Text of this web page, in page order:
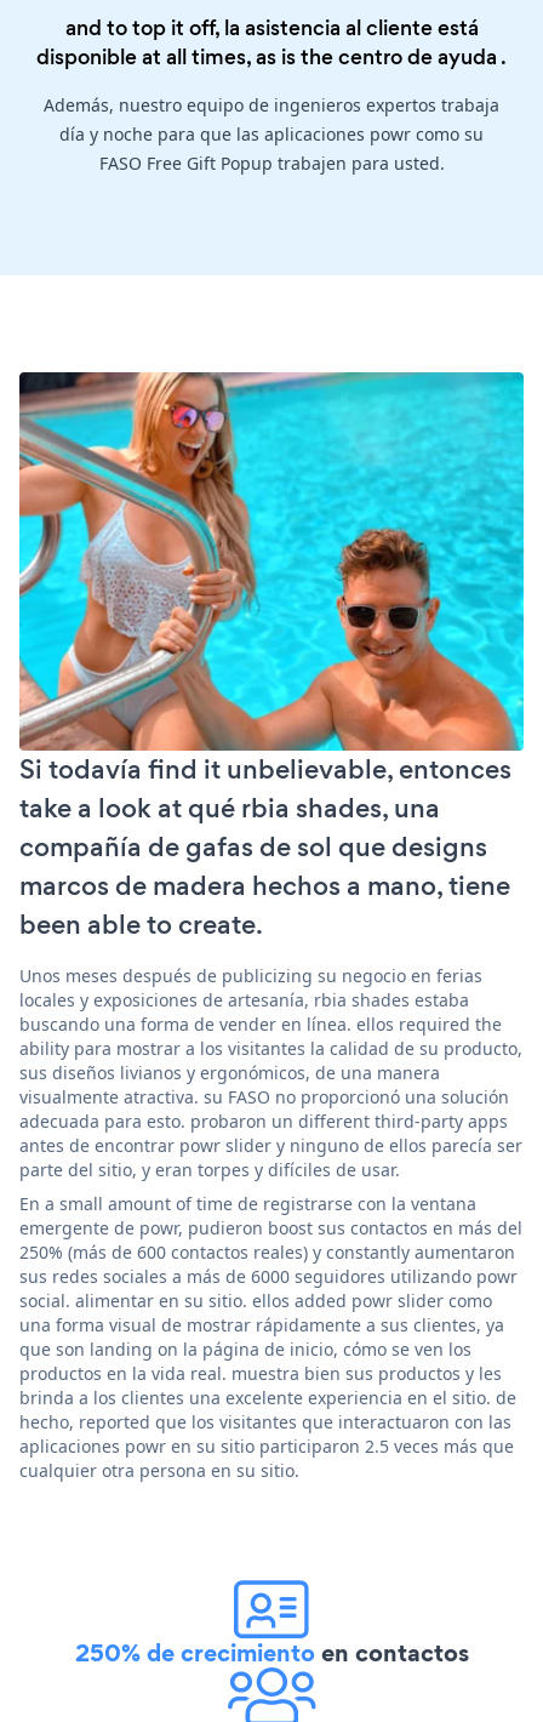
and to top it off, la asistencia al cliente está
disponible at all times, as is thecentro de ayuda .
Además, nuestro equipo de ingenieros expertos trabaja
día y noche para que las aplicaciones powr como su
FASO Free Gift Popup trabajen para usted.
Si todavía find it unbelievable, entonces
take a look at qué rbia shades, una
compañía de gafas de sol que designs
marcos de madera hechos a mano, tiene
been able to create.
Unos meses después de publicizing su negocio en ferias
locales y exposiciones de artesanía, rbia shades estaba
buscando una forma de vender en línea. ellos required the
ability para mostrar a los visitantes la calidad de su producto,
sus diseños livianos y ergonómicos, de una manera
visualmente atractiva. su FASO no proporcionó una solución
adecuada para esto. probaron un different third-party apps
antes de encontrar powr slider y ninguno de ellos parecía ser
parte del sitio, y eran torpes y difíciles de usar.
En a small amount of time de registrarse con la ventana
emergente de powr, pudieron boost sus contactos en más del
250% (más de 600 contactos reales) y constantly aumentaron
sus redes sociales a más de 6000 seguidores utilizando powr
social. alimentar en su sitio. ellos added powr slider como
una forma visual de mostrar rápidamente a sus clientes, ya
que son landing on la página de inicio, cómo se ven los
productos en la vida real. muestra bien sus productos y les
brinda a los clientes una excelente experiencia en el sitio. de
hecho, reported que los visitantes que interactuaron con las
aplicaciones powr en su sitio participaron 2.5 veces más que
cualquier otra persona en su sitio.
250% de crecimientoen contactos